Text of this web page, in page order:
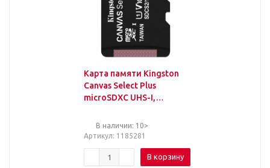
Карта памяти Kingston
Canvas Select Plus
microSDXC UHS-I,
В наличии: 10>
Артикул: 1185281
В корзину